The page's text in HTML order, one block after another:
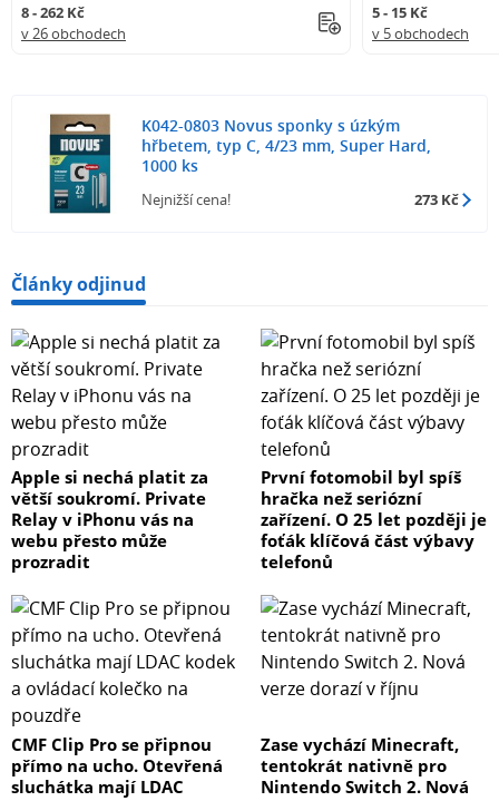
8 - 262 Kč
v 26 obchodech
5 - 15 Kč
v 5 obchodech
K042-0803 Novus sponky s úzkým
hřbetem, typ C, 4/23 mm, Super Hard,
1000 ks
Nejnižší cena! 273 Kč
Články odjinud
Apple si nechá platit za
větší soukromí. Private
Relay v iPhonu vás na
webu přesto může
prozradit
První fotomobil byl spíš
hračka než seriózní
zařízení. O 25 let později je
foťák klíčová část výbavy
telefonů
CMF Clip Pro se připnou
přímo na ucho. Otevřená
sluchátka mají LDAC
Zase vychází Minecraft,
tentokrát nativně pro
Nintendo Switch 2. Nová